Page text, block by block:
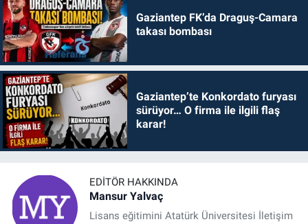
Gaziantep FK’da Draguş-Camara
takası bombası
Gaziantep’te Konkordato furyası
sürüyor… O firma ile ilgili flaş
karar!
EDITÖR HAKKINDA
Mansur Yalvaç
Lisans eğitimini Atatürk Üniversitesi İletişim